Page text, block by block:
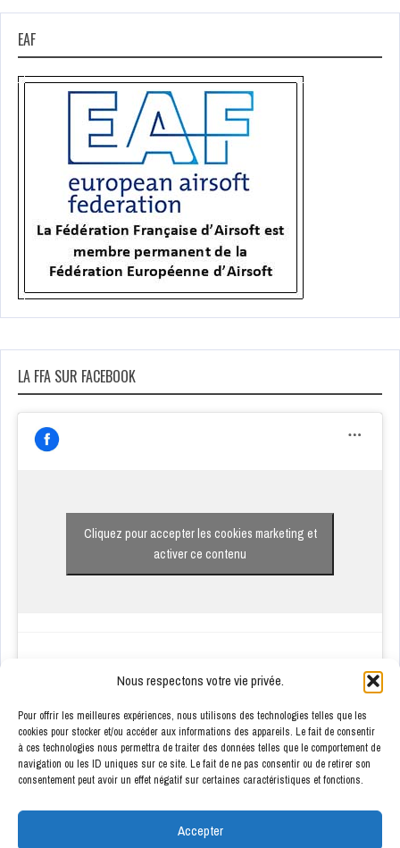
Nous respectons votre vie privée.
Pour offrir les meilleures expériences, nous utilisons des technologies telles que les
cookies pour stocker et/ou accéder aux informations des appareils. Le fait de consentir
à ces technologies nous permettra de traiter des données telles que le comportement de
navigation ou les ID uniques sur ce site. Le fait de ne pas consentir ou de retirer son
consentement peut avoir un effet négatif sur certaines caractéristiques et fonctions.
Accepter
EAF
LA FFA SUR FACEBOOK
Cliquez pour accepter les cookies marketing et
activer ce contenu
ENSEIGNES PARTENAIRES